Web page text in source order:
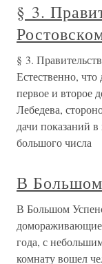
§ 3.
§ 3.
Естественно,
первое и второе
Лебедева,
дачи показаний в
большого числа
В Большом
В Большом
года, с
комнату вошел